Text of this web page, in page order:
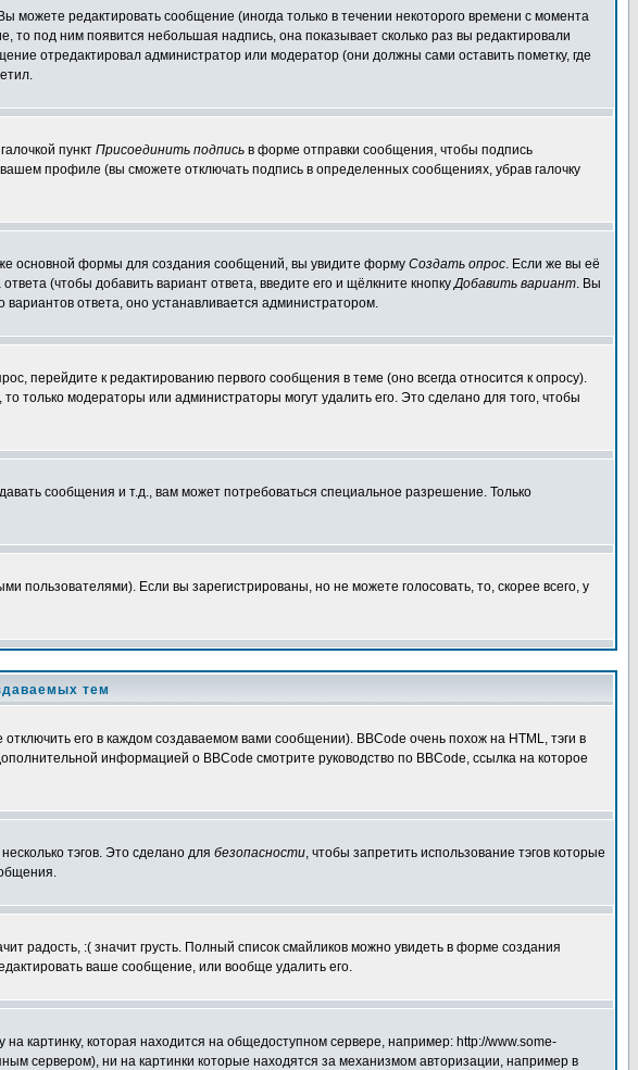
редактировать сообщение (иногда только в течении некоторого времени с момента
под ним появится небольшая надпись, она показывает сколько раз вы редактировали
отредактировал администратор или модератор (они должны сами оставить пометку, где
пункт Присоединить подпись в форме отправки сообщения, чтобы подпись
профиле (вы сможете отключать подпись в определенных сообщениях, убрав галочку
основной формы для создания сообщений, вы увидите форму Создать опрос. Если же вы её
(чтобы добавить вариант ответа, введите его и щёлкните кнопкуДобавить вариант. Вы
ответа, оно устанавливается администратором.
перейдите к редактированию первого сообщения в теме (оно всегда относится к опросу).
только модераторы или администраторы могут удалить его. Это сделано для того, чтобы
сообщения и т.д., вам может потребоваться специальное разрешение. Только
пользователями). Если вы зарегистрированы, но не можете голосовать, то, скорее всего, у
тем
его в каждом создаваемом вами сообщении). BBCode очень похож на HTML, тэги в
информацией о BBCode смотрите руководство по BBCode, ссылка на которое
тэгов. Это сделано для безопасности, чтобы запретить использование тэгов которые
радость, :( значит грусть. Полный список смайликов можно увидеть в форме создания
ваше сообщение, или вообще удалить его.
картинку, которая находится на общедоступном сервере, например: http://www.some-
сервером), ни на картинки которые находятся за механизмом авторизации, например в